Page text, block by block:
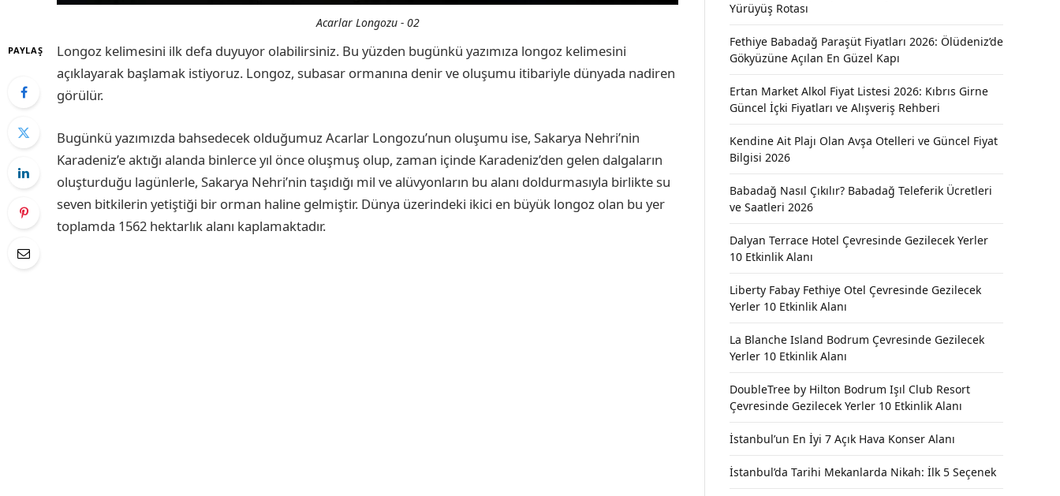
Acarlar Longozu - 02
PAYLAŞ
Longoz kelimesini ilk defa duyuyor olabilirsiniz. Bu yüzden bugünkü yazımıza longoz kelimesini
açıklayarak başlamak istiyoruz. Longoz, subasar ormanına denir ve oluşumu itibariyle dünyada nadiren
görülür.
Bugünkü yazımızda bahsedecek olduğumuz Acarlar Longozu’nun oluşumu ise, Sakarya Nehri’nin
Karadeniz’e aktığı alanda binlerce yıl önce oluşmuş olup, zaman içinde Karadeniz’den gelen dalgaların
oluşturduğu lagünlerle, Sakarya Nehri’nin taşıdığı mil ve alüvyonların bu alanı doldurmasıyla birlikte su
seven bitkilerin yetiştiği bir orman haline gelmiştir. Dünya üzerindeki ikici en büyük longoz olan bu yer
toplamda 1562 hektarlık alanı kaplamaktadır.
Yürüyüş Rotası
Fethiye Babadağ Paraşüt Fiyatları 2026: Ölüdeniz’de
Gökyüzüne Açılan En Güzel Kapı
Ertan Market Alkol Fiyat Listesi 2026: Kıbrıs Girne
Güncel İçki Fiyatları ve Alışveriş Rehberi
Kendine Ait Plajı Olan Avşa Otelleri ve Güncel Fiyat
Bilgisi 2026
Babadağ Nasıl Çıkılır? Babadağ Teleferik Ücretleri
ve Saatleri 2026
Dalyan Terrace Hotel Çevresinde Gezilecek Yerler
10 Etkinlik Alanı
Liberty Fabay Fethiye Otel Çevresinde Gezilecek
Yerler 10 Etkinlik Alanı
La Blanche Island Bodrum Çevresinde Gezilecek
Yerler 10 Etkinlik Alanı
DoubleTree by Hilton Bodrum Işıl Club Resort
Çevresinde Gezilecek Yerler 10 Etkinlik Alanı
İstanbul’un En İyi 7 Açık Hava Konser Alanı
İstanbul’da Tarihi Mekanlarda Nikah: İlk 5 Seçenek